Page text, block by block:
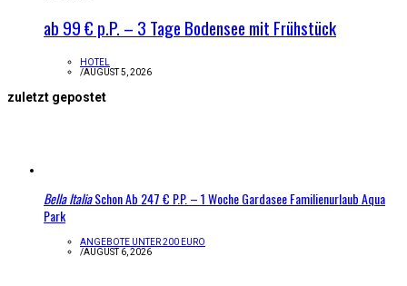
ab 99 € p.P. – 3 Tage Bodensee mit Frühstück
HOTEL
/AUGUST 5, 2026
zuletzt gepostet
Bella ItaliaSchon Ab 247 € P.P. – 1 Woche Gardasee Familienurlaub Aqua
Park
ANGEBOTE UNTER 200 EURO
/AUGUST 6, 2026